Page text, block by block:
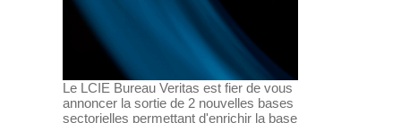
Le LCIE Bureau Veritas est fier de vous
annoncer la sortie de 2 nouvelles bases
sectorielles permettant d'enrichir la base